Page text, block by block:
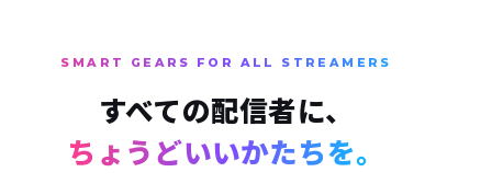
SMART GEARS FOR ALL STREAMERS
すべての配信者に、
ちょうどいいかたちを。